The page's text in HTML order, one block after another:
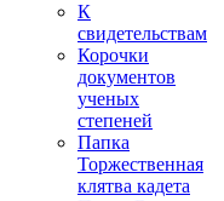
К
свидетельствам
Корочки
документов
ученых
степеней
Папка
Торжественная
клятва кадета